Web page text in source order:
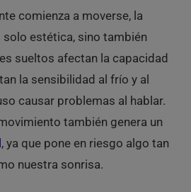
comienza a moverse, la
estética, sino también
sueltos afectan la capacidad
la sensibilidad al frío y al
causar problemas al hablar.
también genera un
, ya que pone en riesgo algo tan
nuestra sonrisa.